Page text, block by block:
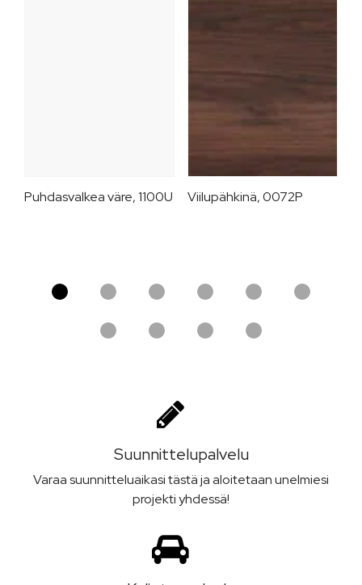
Puhdasvalkea väre, 1100U Viilupähkinä, 0072P
Suunnittelu­palvelu
Varaa suunnitteluaikasi tästä ja aloitetaan unelmiesi
projekti yhdessä!